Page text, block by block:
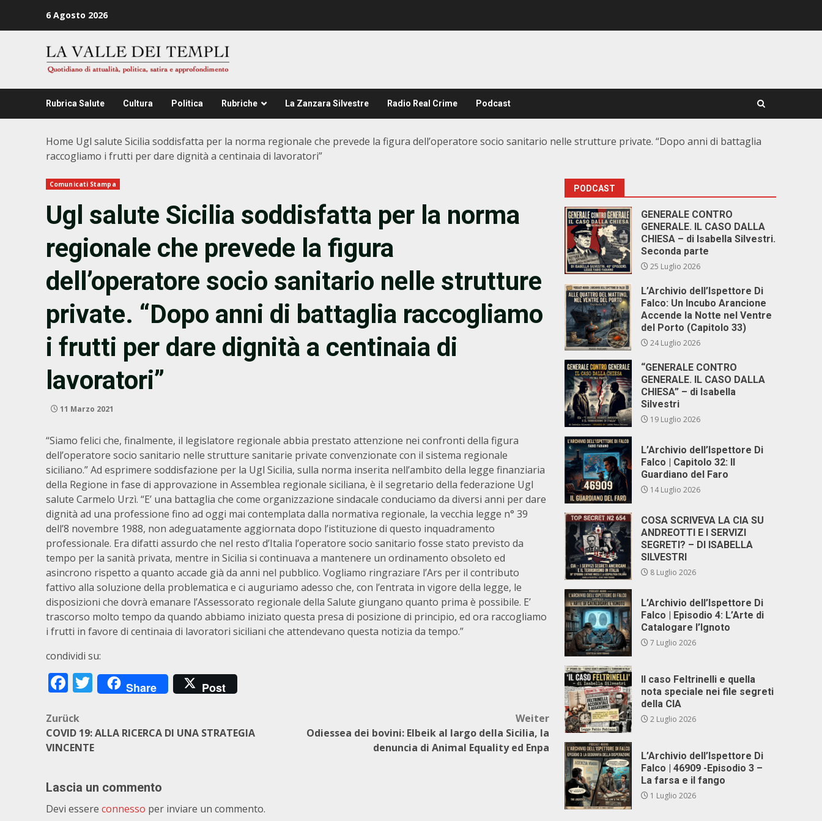
6 Agosto 2026
Rubrica Salute Cultura Politica Rubriche La Zanzara Silvestre Radio Real Crime Podcast
Home Ugl salute Sicilia soddisfatta per la norma regionale che prevede la figura dell’operatore socio sanitario nelle strutture private. “Dopo anni di battaglia
raccogliamo i frutti per dare dignità a centinaia di lavoratori”
Comunicati Stampa
Ugl salute Sicilia soddisfatta per la norma
regionale che prevede la figura
dell’operatore socio sanitario nelle strutture
private. “Dopo anni di battaglia raccogliamo
i frutti per dare dignità a centinaia di
lavoratori”
11 Marzo 2021
“Siamo felici che, finalmente, il legislatore regionale abbia prestato attenzione nei confronti della figura
dell’operatore socio sanitario nelle strutture sanitarie private convenzionate con il sistema regionale
siciliano.” Ad esprimere soddisfazione per la Ugl Sicilia, sulla norma inserita nell’ambito della legge finanziaria
della Regione in fase di approvazione in Assemblea regionale siciliana, è il segretario della federazione Ugl
salute Carmelo Urzì. “E’ una battaglia che come organizzazione sindacale conduciamo da diversi anni per dare
dignità ad una professione fino ad oggi mai contemplata dalla normativa regionale, la vecchia legge n° 39
dell’8 novembre 1988, non adeguatamente aggiornata dopo l’istituzione di questo inquadramento
professionale. Era difatti assurdo che nel resto d’Italia l’operatore socio sanitario fosse stato previsto da
tempo per la sanità privata, mentre in Sicilia si continuava a mantenere un ordinamento obsoleto ed
asincrono rispetto a quanto accade già da anni nel pubblico. Vogliamo ringraziare l’Ars per il contributo
fattivo alla soluzione della problematica e ci auguriamo adesso che, con l’entrata in vigore della legge, le
disposizioni che dovrà emanare l’Assessorato regionale della Salute giungano quanto prima è possibile. E’
trascorso molto tempo da quando abbiamo iniziato questa presa di posizione di principio, ed ora raccogliamo
i frutti in favore di centinaia di lavoratori siciliani che attendevano questa notizia da tempo.”
condividi su:
Facebook
Twitter
Share Post
Beitragsnavigation
Zurück
COVID 19: ALLA RICERCA DI UNA STRATEGIA
VINCENTE
Weiter
Odiessea dei bovini: Elbeik al largo della Sicilia, la
denuncia di Animal Equality ed Enpa
Lascia un commento
Devi essere connesso per inviare un commento.
PODCAST
GENERALE CONTRO
GENERALE. IL CASO DALLA
CHIESA – di Isabella Silvestri.
Seconda parte
25 Luglio 2026
L’Archivio dell’Ispettore Di
Falco: Un Incubo Arancione
Accende la Notte nel Ventre
del Porto (Capitolo 33)
24 Luglio 2026
“GENERALE CONTRO
GENERALE. IL CASO DALLA
CHIESA” – di Isabella
Silvestri
19 Luglio 2026
L’Archivio dell’Ispettore Di
Falco | Capitolo 32: Il
Guardiano del Faro
14 Luglio 2026
COSA SCRIVEVA LA CIA SU
ANDREOTTI E I SERVIZI
SEGRETI? – DI ISABELLA
SILVESTRI
8 Luglio 2026
L’Archivio dell’Ispettore Di
Falco | Episodio 4: L’Arte di
Catalogare l’Ignoto
7 Luglio 2026
Il caso Feltrinelli e quella
nota speciale nei file segreti
della CIA
2 Luglio 2026
L’Archivio dell’Ispettore Di
Falco | 46909 -Episodio 3 –
La farsa e il fango
1 Luglio 2026